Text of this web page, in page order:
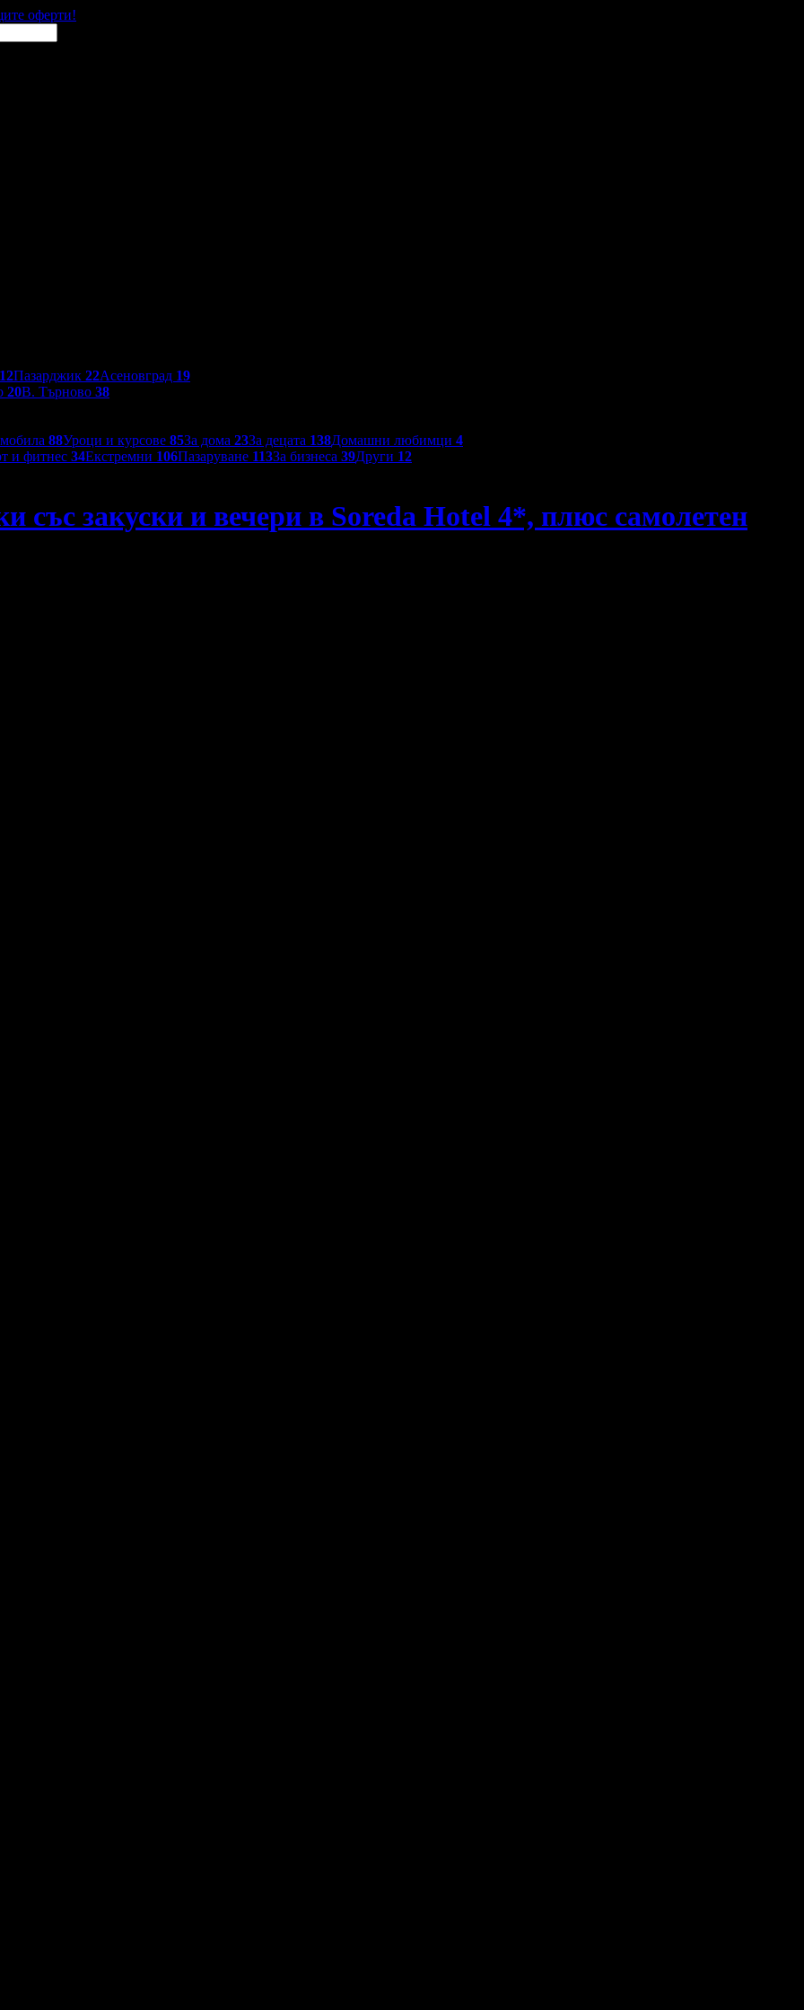
оферти!
12Пазарджик 22Асеновград 19
20В. Търново 38
88Уроци и курсове 85За дома 23За децата 138Домашни любимци 4
и фитнес 34Екстремни 106Пазаруване 113За бизнеса 39Други 12
със закуски и вечери в Soreda Hotel 4*, плюс самолетен